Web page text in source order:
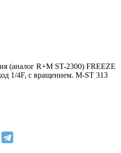
(аналог R+M ST-2300) FREEZE
1/4F, с вращением. M-ST 313